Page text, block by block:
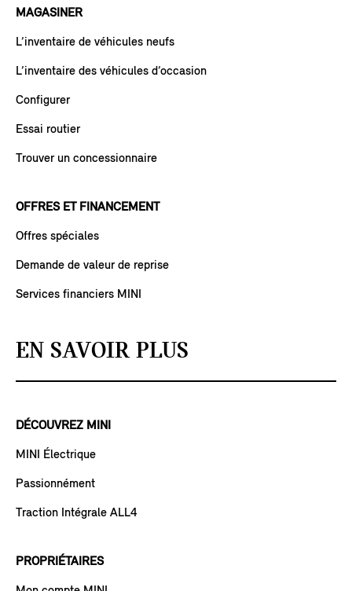
MAGASINER
L’inventaire de véhicules neufs
L’inventaire des véhicules d’occasion
Configurer
Essai routier
Trouver un concessionnaire
OFFRES ET FINANCEMENT
Offres spéciales
Demande de valeur de reprise
Services financiers MINI
EN SAVOIR PLUS
DÉCOUVREZ MINI
MINI Électrique
Passionnément
Traction Intégrale ALL4
PROPRIÉTAIRES